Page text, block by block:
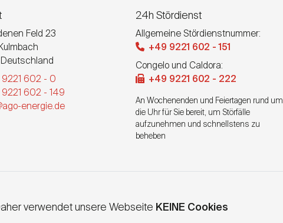
Feld 23
Kulmbach
Deutschland
602 - 0
602 - 149
energie.de
24h Stördienst
Allgemeine Stördienstnummer:
+49 9221 602 - 151
Congelo und Caldora:
+49 9221 602 - 222
An Wochenenden und Feiertagen rund um
die Uhr für Sie bereit, um Störfälle
aufzunehmen und schnellstens zu
beheben
verwendet unsere Webseite KEINE Cookies